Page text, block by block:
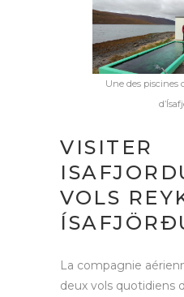
Une des piscines
VISITER
VOLS
La compagnie
deux vols quotidiens